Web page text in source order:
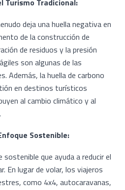
Turismo Tradicional:
deja una huella negativa en
de la construcción de
de residuos y la presión
son algunas de las
Además, la huella de carbono
en destinos turísticos
al cambio climático y al
Sostenible:
sostenible que ayuda a reducir el
En lugar de volar, los viajeros
como 4x4, autocaravanas,